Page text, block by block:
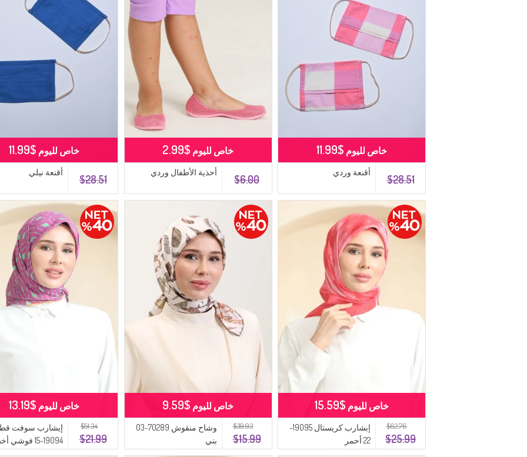
$28.51
أقنعة وردي
خاص لليوم $11.99
$6.00
أحذية الأطفال وردي
خاص لليوم $2.99
$28.51
أقنعة نيلي
خاص لليوم $11.99
$62.76
$25.99
إبشارب كريستال 19095-
22 أحمر
خاص لليوم $15.59
$39.93
$15.99
وشاح منقوش 70289-03
بني
خاص لليوم $9.59
$51.34
$21.99
إيشارب سوفت
19094-15 فوشي أخضر
خاص لليوم $13.19